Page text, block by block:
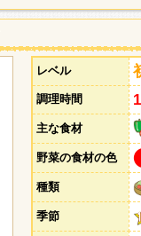
レベル
調理時間
主な食材
野菜の食材の色
種類
季節